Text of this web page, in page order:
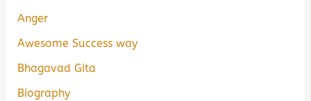
Anger
Awesome Success way
Bhagavad Gita
Biography